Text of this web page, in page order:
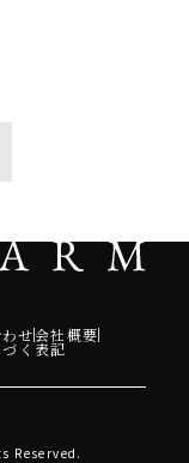
せ会社概要
く表記
Reserved.